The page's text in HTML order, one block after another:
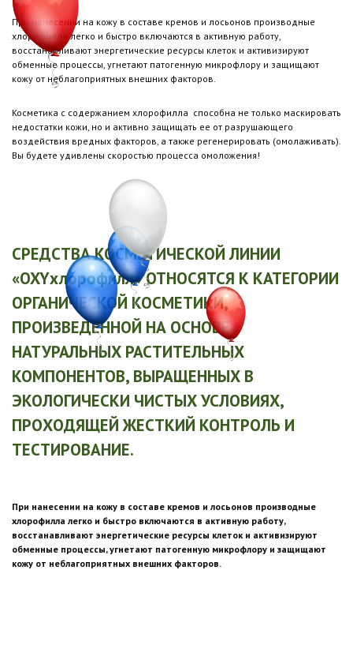
При нанесении на кожу в составе кремов и лосьонов производные
хлорофилла легко и быстро включаются в активную работу,
восстанавливают энергетические ресурсы клеток и активизируют
обменные процессы, угнетают патогенную микрофлору и защищают
кожу от неблагоприятных внешних факторов.
Косметика с содержанием хлорофилла способна не только маскировать
недостатки кожи, но и активно защищать ее от разрушающего
воздействия вредных факторов, а также регенерировать (омолаживать).
Вы будете удивлены скоростью процесса омоложения!
СРЕДСТВА КОСМЕТИЧЕСКОЙ ЛИНИИ
«OXYхлорофилл» ОТНОСЯТСЯ К КАТЕГОРИИ
ОРГАНИЧЕСКОЙ КОСМЕТИКИ,
ПРОИЗВЕДЕННОЙ НА ОСНОВЕ
НАТУРАЛЬНЫХ РАСТИТЕЛЬНЫХ
КОМПОНЕНТОВ, ВЫРАЩЕННЫХ В
ЭКОЛОГИЧЕСКИ ЧИСТЫХ УСЛОВИЯХ,
ПРОХОДЯЩЕЙ ЖЕСТКИЙ КОНТРОЛЬ И
ТЕСТИРОВАНИЕ.
При нанесении на кожу в составе кремов и лосьонов производные
хлорофилла легко и быстро включаются в активную работу,
восстанавливают энергетические ресурсы клеток и активизируют
обменные процессы, угнетают патогенную микрофлору и защищают
кожу от неблагоприятных внешних факторов.